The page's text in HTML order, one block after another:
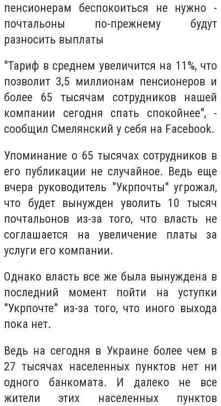
пенсионерам беспокоиться не нужно -
почтальоны по-прежнему будут
разносить выплаты
"Тариф в среднем увеличится на 11%, что
позволит 3,5 миллионам пенсионеров и
более 65 тысячам сотрудников нашей
компании сегодня спать спокойнее", -
сообщил Смелянский у себя на Facebook.
Упоминание о 65 тысячах сотрудников в
его публикации не случайное. Ведь еще
вчера руководитель "Укрпочты" угрожал,
что будет вынужден уволить 10 тысяч
почтальонов из-за того, что власть не
соглашается на увеличение платы за
услуги его компании.
Однако власть все же была вынуждена в
последний момент пойти на уступки
"Укрпочте" из-за того, что иного выхода
пока нет.
Ведь на сегодня в Украине более чем в
27 тысячах населенных пунктов нет ни
одного банкомата. И далеко не все
жители этих населенных пунктов